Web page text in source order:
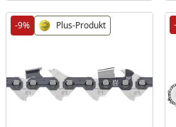
-9% Plus-Produkt